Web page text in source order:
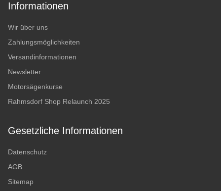
Informationen
Wir über uns
Zahlungsmöglichkeiten
Versandinformationen
Newsletter
Motorsägenkurse
Rahmsdorf Shop Relaunch 2025
Gesetzliche Informationen
Datenschutz
AGB
Sitemap